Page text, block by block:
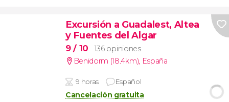
Excursión a Guadalest, Altea
y Fuentes del Algar
9/ 10
136 opiniones
Benidorm (18.4km), España
9 horas Español
Cancelación gratuita